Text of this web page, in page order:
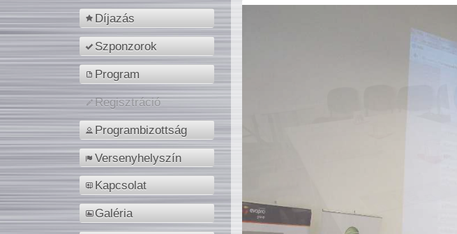
Díjazás
Szponzorok
Program
Regisztráció
Programbizottság
Versenyhelyszín
Kapcsolat
Galéria